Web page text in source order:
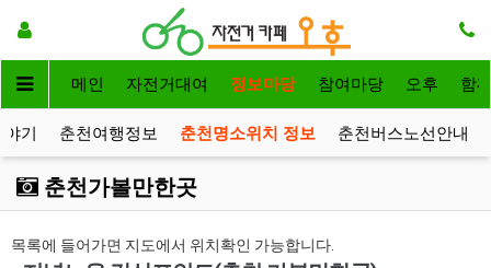
메인 자전거대여 정보마당 참여마당 오후 함
기 춘천여행정보 춘천명소위치 정보 춘천버스노선안내
춘천가볼만한곳
목록에 들어가면 지도에서 위치확인 가능합니다.